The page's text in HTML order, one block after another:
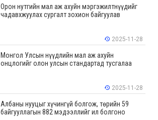
Орон нутгийн мал аж ахуйн мэргэжилтнүүдийг
чадавхжуулах сургалт зохион байгуулав
2025-11-28
Монгол Улсын нүүдлийн мал аж ахуйн
онцлогийг олон улсын стандартад тусгалаа
2025-11-28
Албаны нууцыг хүчингүй болгож, төрийн 59
байгууллагын 882 мэдээллийг ил болгоно